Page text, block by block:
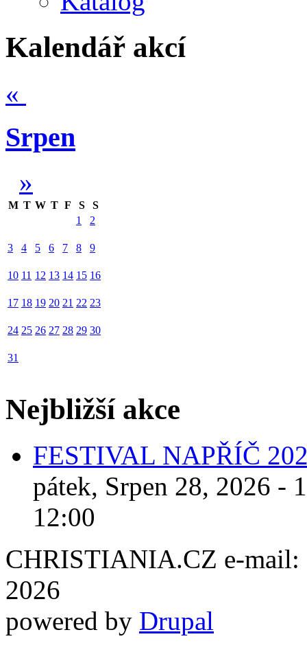
Kalendář akcí
«
Srpen
»
M T W T F S
S
1
2
3 4 5 6 7 8 9
10 11 12 13 14 15 16
17 18 19 20 21 22 23
24 25 26 27 28 29 30
31
Nejbližší akce
FESTIVAL NAPŘÍČ
pátek, Srpen 28, 2026 -
12:00
CHRISTIANIA.CZ e-mail:
2026
powered by Drupal